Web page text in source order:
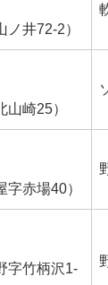
ノ井72-2）
山崎25）
字赤場40）
字竹柄沢1-